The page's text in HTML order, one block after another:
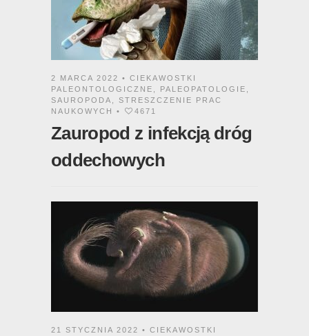
2 MARCA 2022 • CIEKAWOSTKI
PALEONTOLOGICZNE
PALEOPATOLOGIE
SAUROPODA
STRESZCZENIE PRAC
NAUKOWYCH
• 4671
Zauropod z infekcją dróg
oddechowych
21 STYCZNIA 2022 • CIEKAWOSTKI